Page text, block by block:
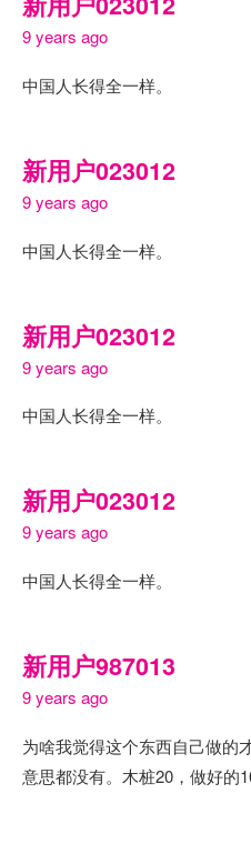
9 years ago
中国人长得全一样。
新用户023012
9 years ago
中国人长得全一样。
新用户023012
9 years ago
中国人长得全一样。
新用户023012
9 years ago
中国人长得全一样。
新用户987013
9 years ago
为啥我觉得这个东西自己做的
意思都没有。木桩20，做好的